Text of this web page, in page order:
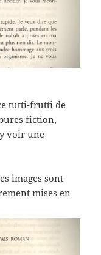
tutti-frutti de
fiction,
voir une
images sont
mises en